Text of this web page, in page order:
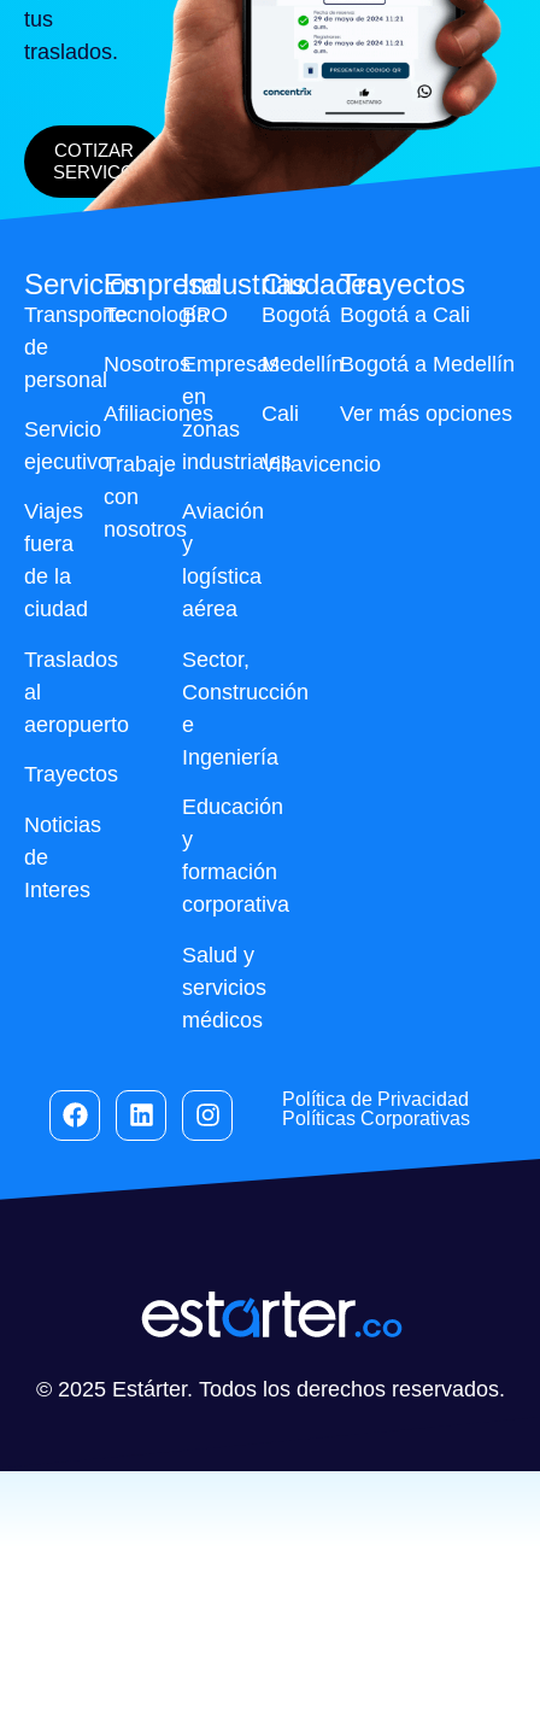
tus
traslados.
COTIZAR
SERVICO
Servicios
Transporte
de
personal
Servicio
ejecutivo
Viajes
fuera
de la
ciudad
Traslados
al
aeropuerto
Trayectos
Noticias
de
Interes
Industrias
BPO
Empresas
en
zonas
industriales
Aviación
y
logística
aérea
Sector,
Construcción
e
Ingeniería
Educación
y
formación
corporativa
Salud y
servicios
médicos
Ciudades
Bogotá
Medellín
Cali
Villavicencio
Trayectos
Bogotá a Cali
Bogotá a Medellín
Ver más opciones
Empresa
Tecnología
Nosotros
Afiliaciones
Trabaje
con
nosotros
Política de Privacidad
Políticas Corporativas
© 2025 Estárter. Todos los derechos reservados.